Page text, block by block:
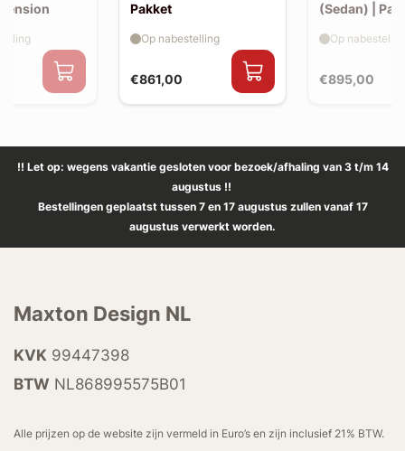
Pakket
€861,00
Op nabestelling
(Sedan) |
€895,00
Op
!! Let op: wegens vakantie gesloten voor bezoek/afhaling van 3 t/m 14
augustus !!
Bestellingen geplaatst tussen 7 en 17 augustus zullen vanaf 17
augustus verwerkt worden.
Maxton Design NL
KVK 99447398
BTW NL868995575B01
Alle prijzen op de website zijn vermeld in Euro’s en zijn inclusief 21% BTW.